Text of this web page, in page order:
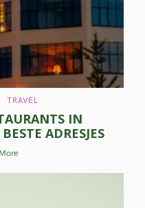
TRAVEL
IN
ADRESJES